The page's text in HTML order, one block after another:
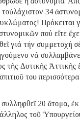
34
Πρόκειται
πού εἴτε
γιά τήν συμμετοχή
νά
τῆς Δυτικῆς Ἀττικῆς
του
20 ἄτομα,
τοῦ